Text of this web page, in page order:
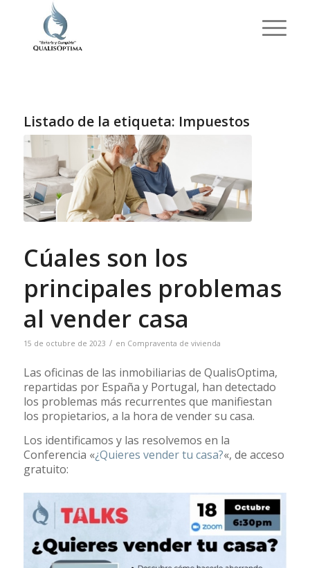
Listado de la etiqueta: Impuestos
Cúales son los
principales problemas
al vender casa
15 de octubre de 2023 / en Compraventa de vivienda
Las oficinas de las inmobiliarias de QualisOptima,
repartidas por España y Portugal, han detectado
los problemas más recurrentes que manifiestan
los propietarios, a la hora de vender su casa.
Los identificamos y las resolvemos en la
Conferencia «¿Quieres vender tu casa?«, de acceso
gratuito: